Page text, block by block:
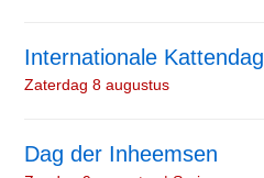
Internationale Kattendag
Zaterdag 8 augustus
Dag der Inheemsen